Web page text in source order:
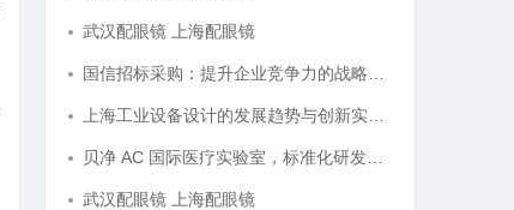
武汉配眼镜 上海配眼镜
武汉配眼镜 上海配眼镜